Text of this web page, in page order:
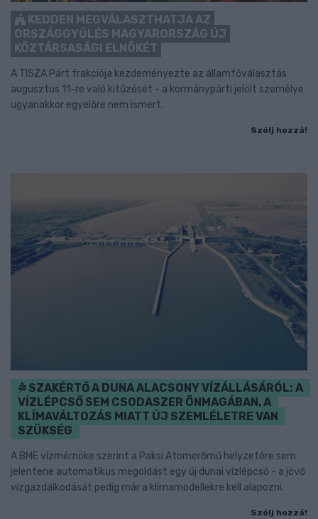
KEDDEN MEGVÁLASZTHATJA AZ
ORSZÁGGYŰLÉS MAGYARORSZÁG ÚJ
KÖZTÁRSASÁGI ELNÖKÉT
A TISZA Párt frakciója kezdeményezte az államfőválasztás
augusztus 11-re való kitűzését - a kormánypárti jelölt személye
ugyanakkor egyelőre nem ismert.
Szólj hozzá!
SZAKÉRTŐ A DUNA ALACSONY VÍZÁLLÁSÁRÓL: A
VÍZLÉPCSŐ SEM CSODASZER ÖNMAGÁBAN, A
KLÍMAVÁLTOZÁS MIATT ÚJ SZEMLÉLETRE VAN
SZÜKSÉG
A BME vízmérnöke szerint a Paksi Atomerőmű helyzetére sem
jelentene automatikus megoldást egy új dunai vízlépcső - a jövő
vízgazdálkodását pedig már a klímamodellekre kell alapozni.
Szólj hozzá!